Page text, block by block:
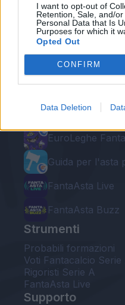
I want to opt-out of
Retention, Sale, and/
Personal Data that Is
Purposes for which it
Opted Out
CONFIRM
Data Deletion
Le nostre app
Leghe
EuroLeghe
Guida per l'asta
FantaAsta Live
FantaAsta Buzz
Strumenti
Probabili formazioni
Voti Fantacalcio Serie
Rigoristi Serie A
FantaAsta Live
Supporto